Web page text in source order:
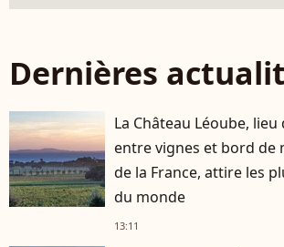
Dernières
La Château Léoube,
entre vignes et bord de
de la France, attire les
du monde
13:11